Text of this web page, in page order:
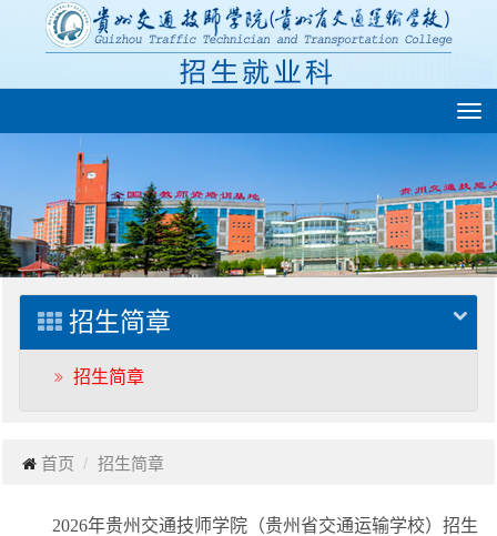
切
换
导
招生简章
招生简章
首页 招生简章
2026年贵州交通技师学院（贵州省交通运输学校）招生